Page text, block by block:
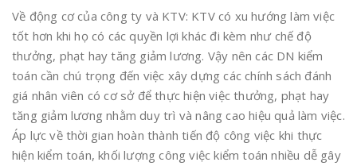
Về động cơ của công ty và KTV: KTV có xu hướng làm việc
tốt hơn khi họ có các quyền lợi khác đi kèm như chế độ
thưởng, phạt hay tăng giảm lương. Vậy nên các DN kiểm
toán cần chú trọng đến việc xây dựng các chính sách đánh
giá nhân viên có cơ sở để thực hiện việc thưởng, phạt hay
tăng giảm lương nhằm duy trì và nâng cao hiệu quả làm việc.
Áp lực về thời gian hoàn thành tiến độ công việc khi thực
hiện kiểm toán, khối lượng công việc kiểm toán nhiều dễ gây